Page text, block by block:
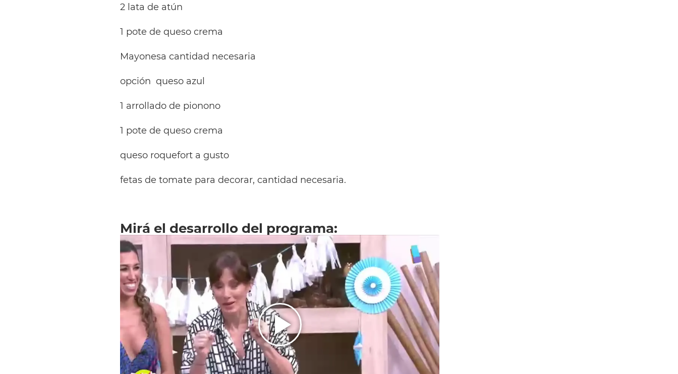
2 lata de atún
1 pote de queso crema
Mayonesa cantidad necesaria
opción queso azul
1 arrollado de pionono
1 pote de queso crema
queso roquefort a gusto
fetas de tomate para decorar, cantidad necesaria.
Mirá el desarrollo del programa: